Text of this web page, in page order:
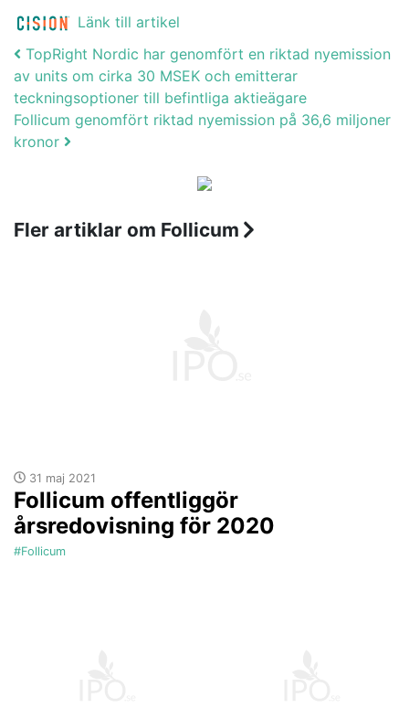
Länk till artikel
Post navigation
TopRight Nordic har genomfört en riktad nyemission
av units om cirka 30 MSEK och emitterar
teckningsoptioner till befintliga aktieägare
Follicum genomfört riktad nyemission på 36,6 miljoner
kronor
Fler artiklar om Follicum
31 maj 2021
Follicum offentliggör
årsredovisning för 2020
#Follicum